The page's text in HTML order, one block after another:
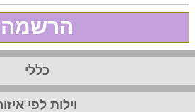
הרשמה
כללי
וילות לפי